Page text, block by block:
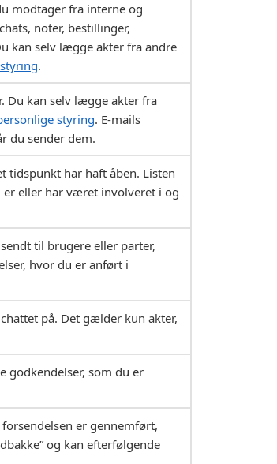
modtager fra interne og
noter, bestillinger,
kan selv lægge akter fra andre
.
Du kan selv lægge akter fra
styring. E-mails
du sender dem.
tidspunkt har haft åben. Listen
er eller har været involveret i og
til brugere eller parter,
hvor du er anført i
på. Det gælder kun akter,
godkendelser, som du er
er gennemført,
og kan efterfølgende